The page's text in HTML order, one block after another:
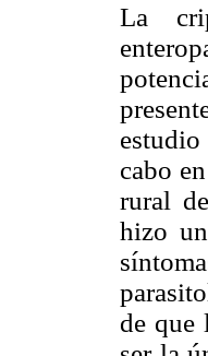
La
cabo
rural
hizo
de que